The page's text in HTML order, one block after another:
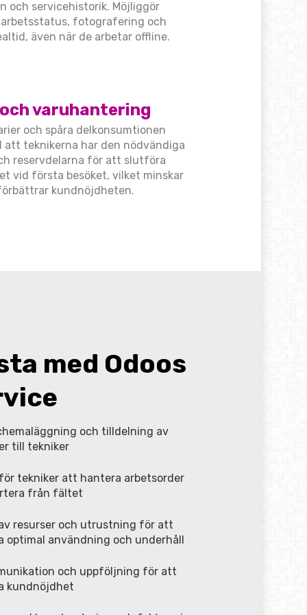
och servicehistorik. Möjliggör
fotografering och
även när de arbetar offline.
varuhantering
och spåra delkonsumtionen
att teknikerna har den nödvändiga
reservdelarna för att slutföra
vid första besöket, vilket minskar
kundnöjdheten.
med Odoos
och tilldelning av
till tekniker
tekniker att hantera arbetsorder
från fältet
resurser och utrustning för att
optimal användning och underhåll
och uppföljning för att
kundnöjdhet